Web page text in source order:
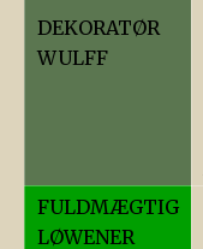
DEKORATØR
WULFF
FULDMÆGTIG
LØWENER